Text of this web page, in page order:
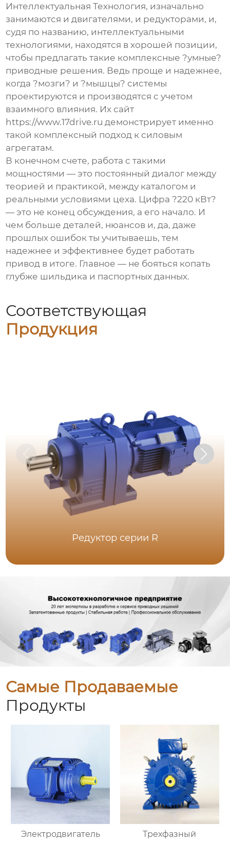
Интеллектуальная Технология, изначально
занимаются и двигателями, и редукторами, и,
судя по названию, интеллектуальными
технологиями, находятся в хорошей позиции,
чтобы предлагать такие комплексные ?умные?
приводные решения. Ведь проще и надежнее,
когда ?мозги? и ?мышцы? системы
проектируются и производятся с учетом
взаимного влияния. Их сайт
https://www.17drive.ru демонстрирует именно
такой комплексный подход к силовым
агрегатам.
В конечном счете, работа с такими
мощностями — это постоянный диалог между
теорией и практикой, между каталогом и
реальными условиями цеха. Цифра ?220 кВт?
— это не конец обсуждения, а его начало. И
чем больше деталей, нюансов и, да, даже
прошлых ошибок ты учитываешь, тем
надежнее и эффективнее будет работать
привод в итоге. Главное — не бояться копать
глубже шильдика и паспортных данных.
Соответствующая
Продукция
Редуктор серии R
Самые Продаваемые
Продукты
Электродвигатель
Трехфазный